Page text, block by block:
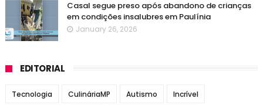
Casal segue preso após abandono de crianças
em condições insalubres em Paulínia
January 26, 2026
EDITORIAL
Tecnologia CulináriaMP Autismo Incrível